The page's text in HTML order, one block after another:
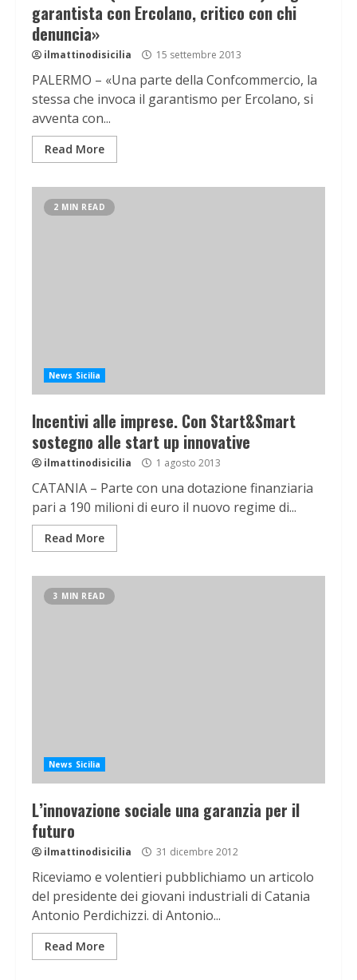
garantista con Ercolano, critico con chi
denuncia»
ilmattinodisicilia 15 settembre 2013
PALERMO – «Una parte della Confcommercio, la
stessa che invoca il garantismo per Ercolano, si
avventa con...
Read More
2 MIN READ
News Sicilia
Incentivi alle imprese. Con Start&Smart
sostegno alle start up innovative
ilmattinodisicilia 1 agosto 2013
CATANIA – Parte con una dotazione finanziaria
pari a 190 milioni di euro il nuovo regime di...
Read More
3 MIN READ
News Sicilia
L’innovazione sociale una garanzia per il
futuro
ilmattinodisicilia 31 dicembre 2012
Riceviamo e volentieri pubblichiamo un articolo
del presidente dei giovani industriali di Catania
Antonio Perdichizzi. di Antonio...
Read More